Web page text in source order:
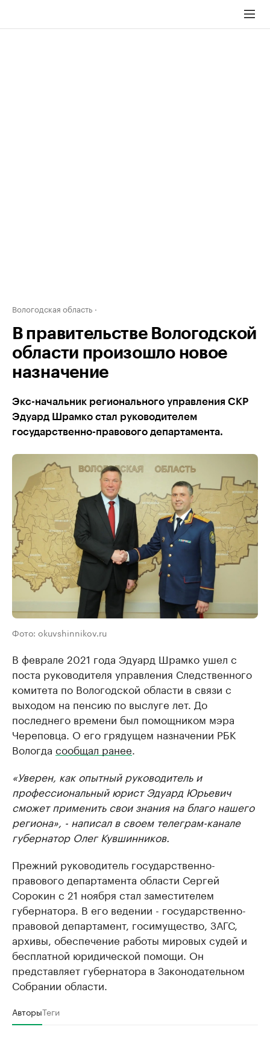
Вологодская область
В правительстве Вологодской
области произошло новое
назначение
Экс-начальник регионального управления СКР
Эдуард Шрамко стал руководителем
государственно-правового департамента.
Фото: okuvshinnikov.ru
В феврале 2021 года Эдуард Шрамко ушел с
поста руководителя управления Следственного
комитета по Вологодской области в связи с
выходом на пенсию по выслуге лет. До
последнего времени был помощником мэра
Череповца. О его грядущем назначении РБК
Вологда сообщал ранее
«Уверен, как опытный руководитель и
профессиональный юрист Эдуард Юрьевич
сможет применить свои знания на благо нашего
региона», - написал в своем телеграм-канале
губернатор Олег Кувшинников.
Прежний руководитель государственно-
правового департамента области Сергей
Сорокин с 21 ноября стал заместителем
губернатора. В его ведении - государственно-
правовой департамент, госимущество, ЗАГС,
архивы, обеспечение работы мировых судей и
бесплатной юридической помощи. Он
представляет губернатора в Законодательном
Собрании области.
АвторыТеги